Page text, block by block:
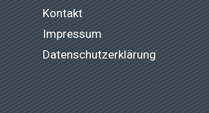
Kontakt
Impressum
Datenschutzerklärung